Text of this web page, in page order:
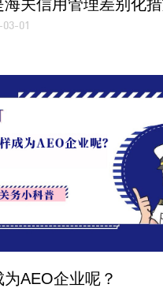
海关信用管理差别化措
03-01
AEO企业呢？